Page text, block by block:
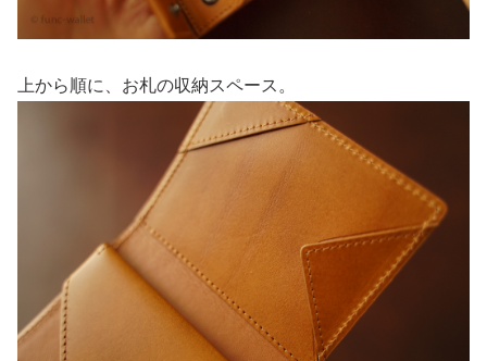
上から順に、お札の収納スペース。